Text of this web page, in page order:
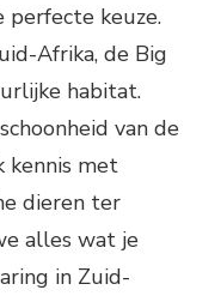
perfecte keuze.
Afrika, de Big
habitat.
van de
kennis met
dieren ter
alles wat je
in Zuid-